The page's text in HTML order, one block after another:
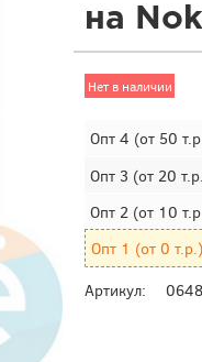
на
Нет в наличии
Опт 4 (от 50
Опт 3 (от 20
Опт 2(от 10
Опт 1 (от 0 т.р.)
Артикул: